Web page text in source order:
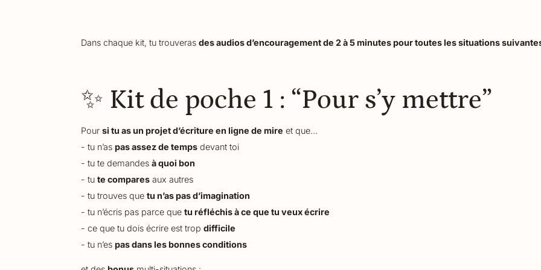
Dans chaque kit, tu trouverasdes audios d’encouragement de 2 à 5 minutes pour toutes les situations
✨ Kit de poche 1 : “Pour s’y mettre”
Poursi tu as un projet d’écriture en ligne de mire et que…
- tu n’as pas assez de temps devant toi
- tu te demandesà quoi bon
- tute compares aux autres
- tu trouves quetu n’as pas d’imagination
- tu n’écris pas parce quetu réfléchis à ce que tu veux écrire
- ce que tu dois écrire est tropdifficile
- tu n’es pas dans les bonnes conditions